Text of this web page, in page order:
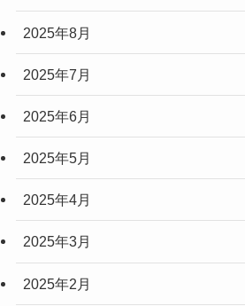
2025年8月
2025年7月
2025年6月
2025年5月
2025年4月
2025年3月
2025年2月